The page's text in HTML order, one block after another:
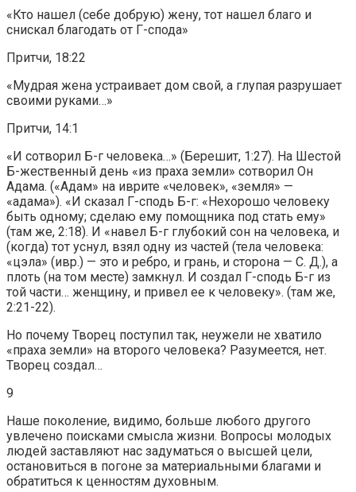
«Кто нашел (себе добрую) жену, тот нашел благо и
снискал благодать от Г-спода»
Притчи, 18:22
«Мудрая жена устраивает дом свой, а глупая разрушает
своими руками…»
Притчи, 14:1
«И сотворил Б-г человека…» (Берешит, 1:27). На Шестой
Б-жественный день «из праха земли» сотворил Он
Адама. («Адам» на иврите «человек», «земля» —
«адама»). «И сказал Г-сподь Б-г: «Нехорошо человеку
быть одному; сделаю ему помощника под стать ему»
(там же, 2:18). И «навел Б-г глубокий сон на человека, и
(когда) тот уснул, взял одну из частей (тела человека:
«цэла» (ивр.) — это и ребро, и грань, и сторона — С. Д.), а
плоть (на том месте) замкнул. И создал Г-сподь Б-г из
той части… женщину, и привел ее к человеку». (там же,
2:21-22).
Но почему Творец поступил так, неужели не хватило
«праха земли» на второго человека? Разумеется, нет.
Творец создал…
9
Наше поколение, видимо, больше любого другого
увлечено поисками смысла жизни. Вопросы молодых
людей заставляют нас задуматься о высшей цели,
остановиться в погоне за материальными благами и
обратиться к ценностям духовным.